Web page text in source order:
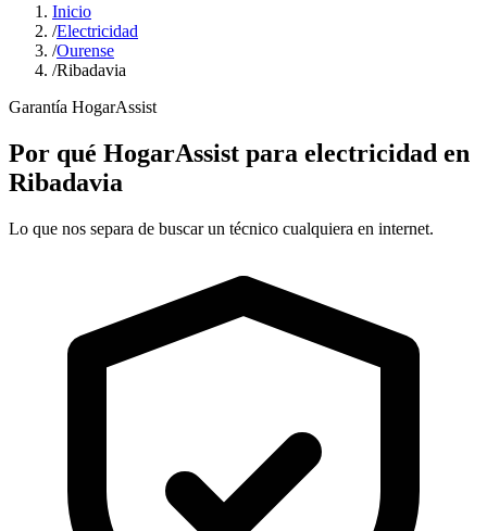
Inicio
/Electricidad
/Ourense
/Ribadavia
Garantía HogarAssist
Por qué HogarAssist para electricidad en
Ribadavia
Lo que nos separa de buscar un técnico cualquiera en internet.